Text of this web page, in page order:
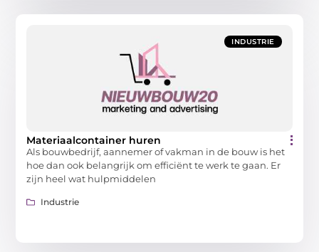
INDUSTRIE
Materiaalcontainer huren
Als bouwbedrijf, aannemer of vakman in de bouw is het
hoe dan ook belangrijk om efficiënt te werk te gaan. Er
zijn heel wat hulpmiddelen
Industrie